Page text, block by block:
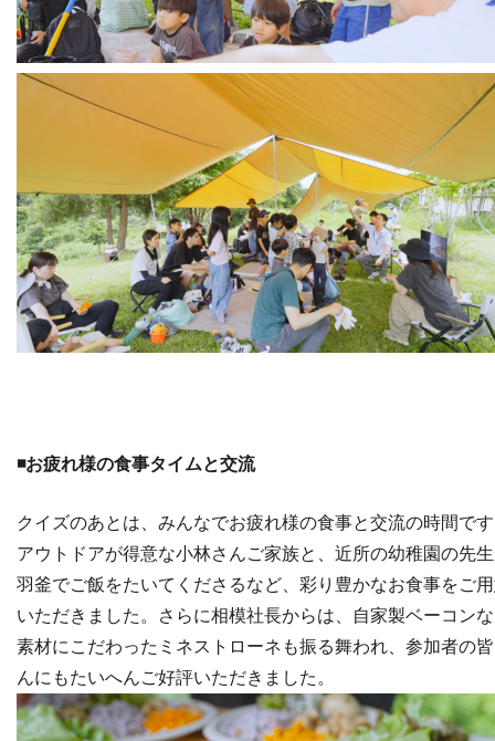
◾️お疲れ様の食事タイムと交流
クイズのあとは、みんなでお疲れ様の食事と交流の時間で
アウトドアが得意な小林さんご家族と、近所の幼稚園の先
羽釜でご飯をたいてくださるなど、彩り豊かなお食事をご
いただきました。さらに相模社長からは、自家製ベーコン
素材にこだわったミネストローネも振る舞われ、参加者の
んにもたいへんご好評いただきました。